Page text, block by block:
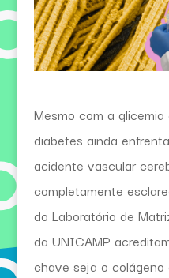
Mesmo com a
diabetes ainda
acidente vascular
completamente
do Laboratório de
da UNICAMP
chave seja o colágeno